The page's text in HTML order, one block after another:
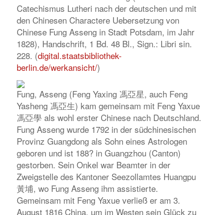
Catechismus Lutheri nach der deutschen und mit
den Chinesen Charactere Uebersetzung von
Chinese Fung Asseng in Stadt Potsdam, im Jahr
1828), Handschrift, 1 Bd. 48 Bl., Sign.: Libri sin.
228. (digital.staatsbibliothek-
berlin.de/werkansicht/)
Fung, Asseng (Feng Yaxing 馮亞星, auch Feng
Yasheng 馮亞生) kam gemeinsam mit Feng Yaxue
馮亞學 als wohl erster Chinese nach Deutschland.
Fung Asseng wurde 1792 in der südchinesischen
Provinz Guangdong als Sohn eines Astrologen
geboren und ist 188? in Guangzhou (Canton)
gestorben. Sein Onkel war Beamter in der
Zweigstelle des Kantoner Seezollamtes Huangpu
黃埔, wo Fung Asseng ihm assistierte.
Gemeinsam mit Feng Yaxue verließ er am 3.
August 1816 China, um im Westen sein Glück zu